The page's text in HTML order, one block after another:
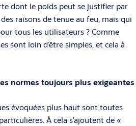
dont le poids peut se justifier par
raisons de tenue au feu, mais qui
tous les utilisateurs ? Comme
sont loin d’être simples, et cela à
normes toujours plus exigeantes
évoquées plus haut sont toutes
À cela s’ajoutent de «